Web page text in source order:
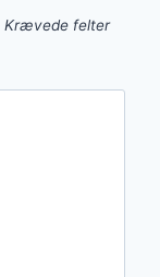
Krævede felter